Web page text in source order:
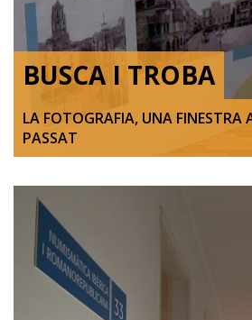
BUSCA I TROBA
LA FOTOGRAFIA, UNA FINESTRA
PASSAT